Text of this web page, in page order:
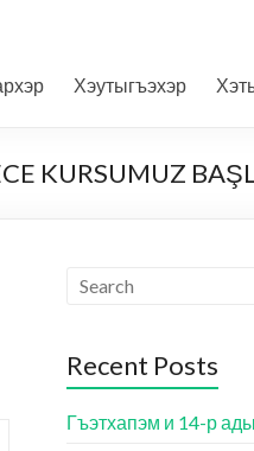
Хэутыгъэхэр
KURSUMUZ
Recent Posts
Гъэтхапэм и 14-р